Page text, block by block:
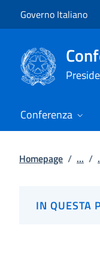
Governo Italiano
Conferenza
Homepage / ... /
IN QUESTA